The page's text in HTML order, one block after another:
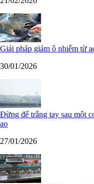
Giải pháp giảm ô nhiễm từ
30/01/2026
Đừng để trắng tay sau một
ao
27/01/2026